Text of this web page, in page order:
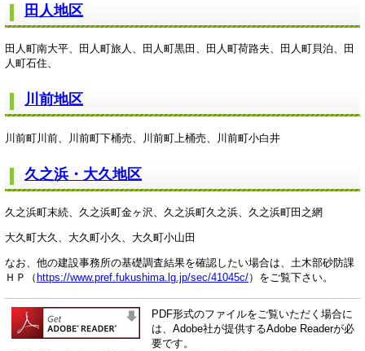
田人地区
田人町南大平、田人町旅人、田人町黒田、田人町荷路夫、田人町貝泊、田
人町石住、
川前地区
川前町川前、川前町下桶売、川前町上桶売、川前町小白井
久之浜・大久地区
久之浜町末続、久之浜町金ヶ沢、久之浜町久之浜、久之浜町田之網
大久町大久、大久町小久、大久町小山田
なお、他の建設事務所の基礎調査結果を確認したい場合は、土木部砂防課
ＨＰ（ https://www.pref.fukushima.lg.jp/sec/41045c/）をご覧下さい。
PDF形式のファイルをご覧いただく場合に
は、Adobe社が提供するAdobe Readerが必
要です。